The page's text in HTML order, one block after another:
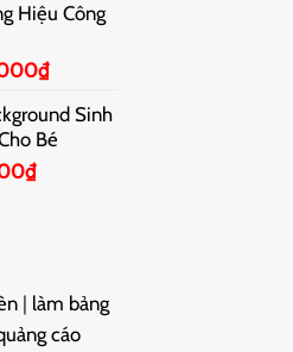
Hiệu Công
₫
Sinh
Bé
₫
| làm bảng
cáo